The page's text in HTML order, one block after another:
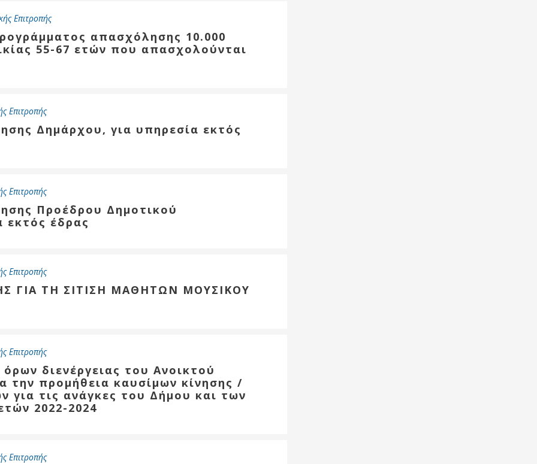
Επιτροπής
απασχόλησης 10.000
55-67 ετών που απασχολούνται
Επιτροπής
Δημάρχου, για υπηρεσία εκτός
Επιτροπής
Προέδρου Δημοτικού
εκτός έδρας
Επιτροπής
ΓΙΑ ΤΗ ΣΙΤΙΣΗ ΜΑΘΗΤΩΝ ΜΟΥΣΙΚΟΥ
Επιτροπής
διενέργειας του Ανοικτού
την προμήθεια καυσίμων κίνησης /
για τις ανάγκες του Δήμου και των
2022-2024
Επιτροπής